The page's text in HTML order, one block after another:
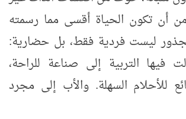
أن تكون الحياة أقسى مما رسمته
ليست فردية فقط، بل حضارية:
فيها التربية إلى صناعة للراحة،
للأحلام السهلة. والأب إلى مجرد